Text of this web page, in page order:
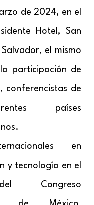
de 2024, en el
Hotel, San
el mismo
participación de
conferencistas de
países
en
y tecnología en el
Congreso